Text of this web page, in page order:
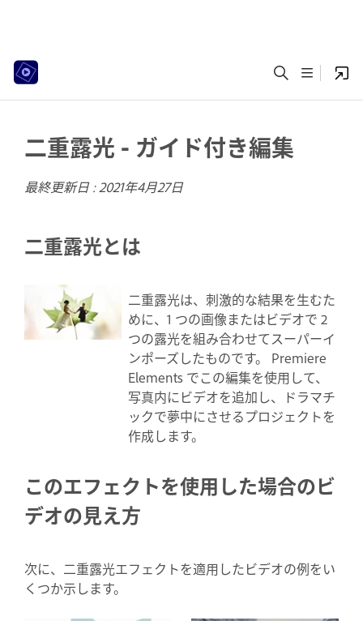
二重露光 - ガイド付き編集
最終更新日 :2021年4月27日
二重露光とは
二重露光は、刺激的な結果を生むた
めに、1 つの画像またはビデオで 2
つの露光を組み合わせてスーパーイ
ンポーズしたものです。 Premiere
Elements でこの編集を使用して、
写真内にビデオを追加し、ドラマチ
ックで夢中にさせるプロジェクトを
作成します。
このエフェクトを使用した場合のビ
デオの見え方
次に、二重露光エフェクトを適用したビデオの例をい
くつか示します。